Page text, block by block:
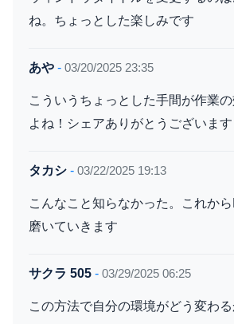
ね。ちょっとした楽しみです
あや - 03/20/2025 23:35
こういうちょっとした手間が作業
よね！シェアありがとうございます
タカシ - 03/22/2025 19:13
こんなこと知らなかった。これか
磨いていきます
サクラ 505 - 03/29/2025 06:25
この方法で自分の環境がどう変わ